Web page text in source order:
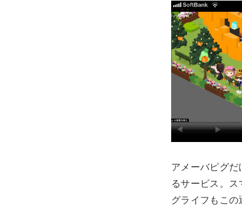
アメーバピグ
るサービス。
グライフもこ